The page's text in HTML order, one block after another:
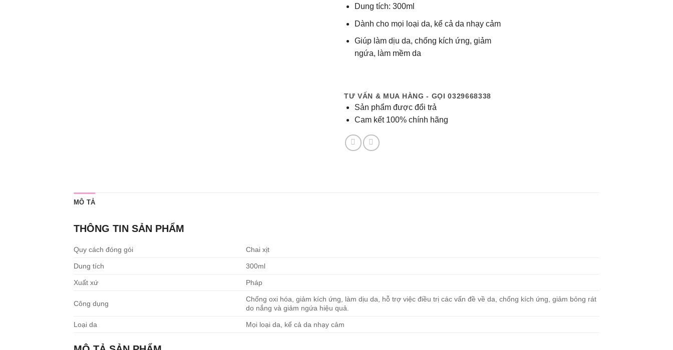
Dung tích: 300ml
Dành cho mọi loại da, kể cả da nhạy cảm
Giúp làm dịu da, chống kích ứng, giảm
ngứa, làm mềm da
TƯ VẤN & MUA HÀNG - GỌI 0329668338
Sản phẩm được đổi trả
Cam kết 100% chính hãng
MÔ TẢ
THÔNG TIN SẢN PHẨM
Quy cách đóng gói Chai xịt
Dung tích 300ml
Xuất xứ Pháp
Công dụng
Chống oxi hóa, giảm kích ứng, làm dịu da, hỗ trợ việc điều trị các vấn đề về da, chống kích ứng, giảm bỏng rát
do nắng và giảm ngứa hiệu quả.
Loại da Mọi loại da, kể cả da nhạy cảm